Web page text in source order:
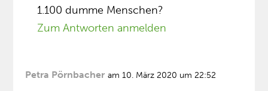
1.100 dumme Menschen?
Zum Antworten anmelden
Petra Pörnbacher am 10. März 2020 um 22:52